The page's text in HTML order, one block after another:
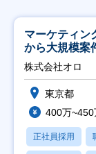
マーケティン
から大規模案
修充実】
株式会社オロ
東京都
400万~450
正社員採用